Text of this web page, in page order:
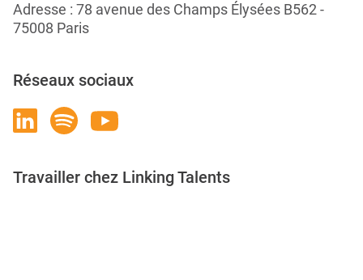
Adresse : 78 avenue des Champs Élysées B562 -
75008 Paris
Réseaux sociaux
Travailler chez Linking Talents